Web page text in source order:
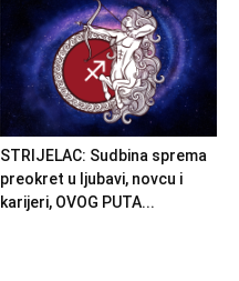
STRIJELAC: Sudbina sprema
preokret u ljubavi, novcu i
karijeri, OVOG PUTA...